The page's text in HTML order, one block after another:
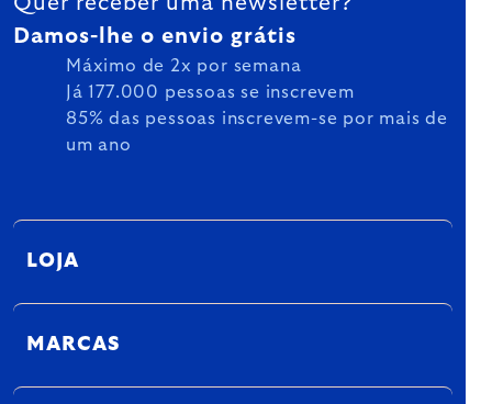
Damos-lhe o envio grátis
Máximo de 2x por semana
Já 177.000 pessoas se inscrevem
85% das pessoas inscrevem-se por mais de
um ano
LOJA
MARCAS